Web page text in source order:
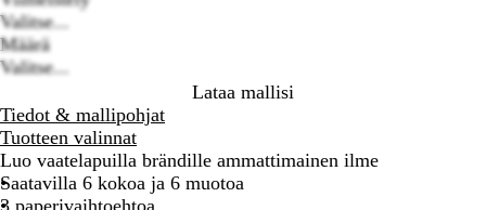
Valitse...
Määrä
Valitse...
Lataa mallisi
Tiedot & mallipohjat
Tuotteen valinnat
Luo vaatelapuilla brändille ammattimainen ilme
Saatavilla 6 kokoa ja 6 muotoa
3 paperivaihtoehtoa